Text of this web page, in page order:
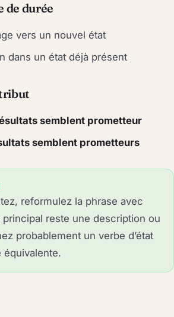
de durée
vers un nouvel état
dans un état déjà présent
semblent prometteur
semblent prometteurs
reformulez la phrase avec
principal reste une description ou
probablement un verbe d’état
équivalente.